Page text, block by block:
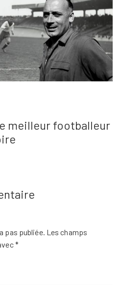
meilleur footballeur
pas publiée. Les champs
*